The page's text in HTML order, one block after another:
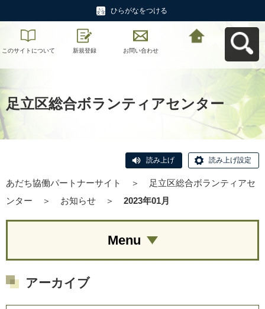
ひらがなをつける
このサイトについて 新規登録 お問い合わせ
足立区総合ボランティアセンター
読み上げ 読み上げ設定
あだち協働パートナーサイト ＞
足立区総合ボランティアセ
ンター
＞ お知らせ ＞ 2023年01月
Menu
アーカイブ